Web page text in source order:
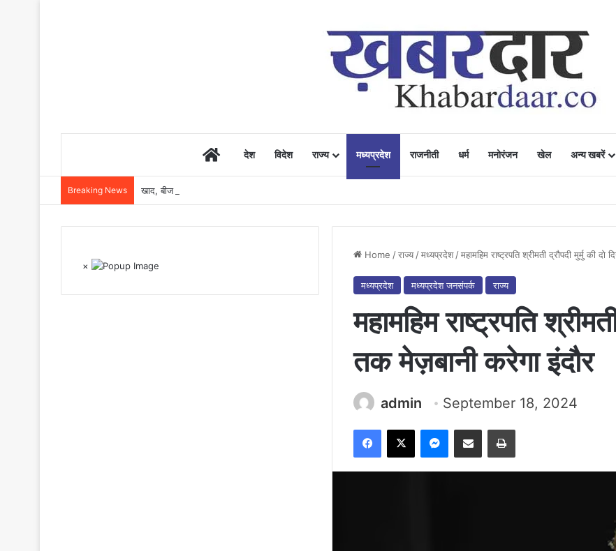
Homeदेश विदेश राज्य मध्यप्रदेश राजनीती धर्म मनोरंजन खेल अन्य खबरें
Breaking News खाद, बीज और उर्वरकों की समय पर उपलब्धता से किसानों में उत्साह, नैनो डीएपी और नैनो यूरिया बने किसानों के भरोसेमंद कृषि साथी…..
Home /राज्य /मध्यप्रदेश /महामहिम राष्ट्रपति श्रीमती द्रौपदी मुर्मु की दो
मध्यप्रदेश मध्यप्रदेश जनसंपर्क राज्य
महामहिम राष्ट्रपति
तक मेज़बानी करेगा इंदौर
admin September 18, 2024
Facebook
X Messenger
Share via Email Print
×